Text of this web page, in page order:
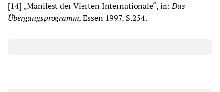
[14] „Manifest der Vierten Internationale“, in:Das
Übergangsprogramm, Essen 1997, S.254.